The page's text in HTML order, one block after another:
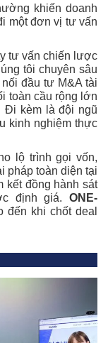
khiến doanh
một đơn vị tư vấn
tư vấn chiến lược
tôi chuyên sâu
đầu tư M&A tài
toàn cầu rộng lớn
Đi kèm là đội ngũ
kinh nghiệm thực
lộ trình gọi vốn,
pháp toàn diện tại
kết đồng hành sát
định giá. ONE-
khi chốt deal